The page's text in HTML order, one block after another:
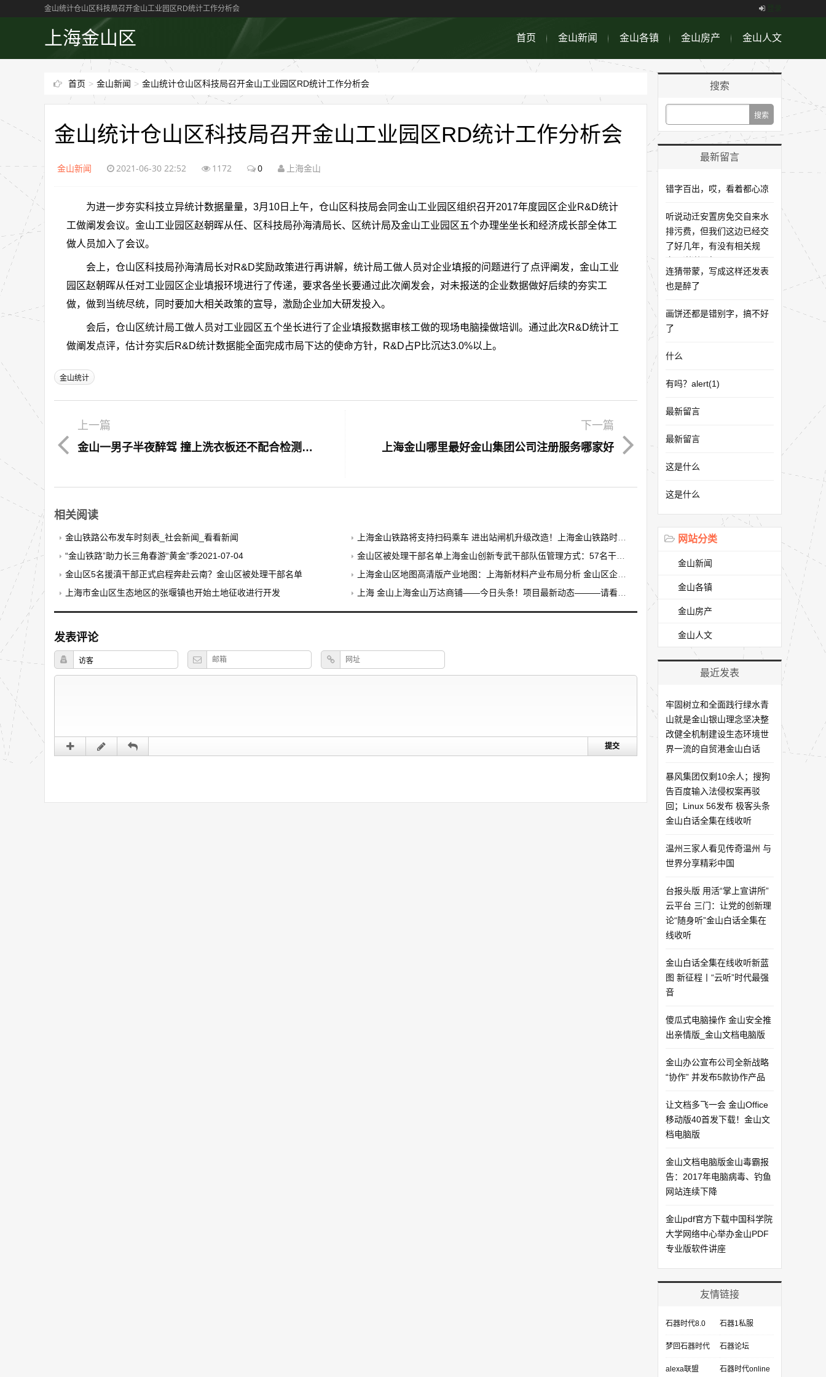
金山统计仓山区科技局召开金山工业园区RD统计工作分析会
上海金山区 首页 金山新闻 金山各镇 金山房产 金山人文
首页 > 金山新闻 > 金山统计仓山区科技局召开金山工业园区RD统计工作分析会
金山统计仓山区科技局召开金山工业园区RD统计工作分析会
金山新闻 2021-06-30 22:52 1172 0 上海金山
为进一步夯实科技立异统计数据量量，3月10日上午，仓山区科技局会同金山工业园区组织召开2017年度园区企业R&D统计
工做阐发会议。金山工业园区赵朝晖从任、区科技局孙海清局长、区统计局及金山工业园区五个办理坐坐长和经济成长部全体工
做人员加入了会议。
会上，仓山区科技局孙海清局长对R&D奖励政策进行再讲解，统计局工做人员对企业填报的问题进行了点评阐发，金山工业
园区赵朝晖从任对工业园区企业填报环境进行了传递，要求各坐长要通过此次阐发会，对未报送的企业数据做好后续的夯实工
做，做到当统尽统，同时要加大相关政策的宣导，激励企业加大研发投入。
会后，仓山区统计局工做人员对工业园区五个坐长进行了企业填报数据审核工做的现场电脑操做培训。通过此次R&D统计工
做阐发点评，估计夯实后R&D统计数据能全面完成市局下达的使命方针，R&D占P比沉达3.0%以上。
金山统计
上一篇
金山一男子半夜醉驾 撞上洗衣板还不配合检测上海金山不正规足浴
下一篇
上海金山哪里最好金山集团公司注册服务哪家好
相关阅读
金山铁路公布发车时刻表_社会新闻_看看新闻
上海金山铁路将支持扫码乘车 进出站闸机升级改造！上海金山铁路时刻表
“金山铁路”助力长三角春游“黄金”季2021-07-04
金山区被处理干部名单上海金山创新专武干部队伍管理方式：57名干部进入“储备人才库”
金山区5名援滇干部正式启程奔赴云南？金山区被处理干部名单
上海金山区地图高清版产业地图：上海新材料产业布局分析 金山区企业占比最高（图）
上海市金山区生态地区的张堰镇也开始土地征收进行开发
上海 金山上海金山万达商铺——今日头条！项目最新动态———请看图文解析↓
发表评论
搜索
最新留言
错字百出，哎，看着都心凉
听说动迁安置房免交自来水
排污费，但我们这边已经交
了好几年，有没有相关规
连猜带蒙，写成这样还发表
也是醉了
画饼还都是错别字，搞不好
了
什么
有吗？alert(1)
最新留言
最新留言
这是什么
这是什么
网站分类
金山新闻
金山各镇
金山房产
金山人文
最近发表
牢固树立和全面践行绿水青
山就是金山银山理念坚决整
改健全机制建设生态环境世
界一流的自贸港金山白话
暴风集团仅剩10余人；搜狗
告百度输入法侵权案再驳
回；Linux 56发布 极客头条
金山白话全集在线收听
温州三家人看见传奇温州 与
世界分享精彩中国
台报头版 用活“掌上宣讲所”
云平台 三门：让党的创新理
论“随身听”金山白话全集在
线收听
金山白话全集在线收听新蓝
图 新征程丨“云听”时代最强
音
傻瓜式电脑操作 金山安全推
出亲情版_金山文档电脑版
金山办公宣布公司全新战略
“协作” 并发布5款协作产品
让文档多飞一会 金山Office
移动版40首发下载！金山文
档电脑版
金山文档电脑版金山毒霸报
告：2017年电脑病毒、钓鱼
网站连续下降
金山pdf官方下载中国科学院
大学网络中心举办金山PDF
专业版软件讲座
友情链接
石器时代8.0 石器1私服
梦回石器时代 石器论坛
alexa联盟 石器时代online